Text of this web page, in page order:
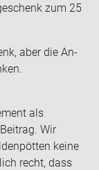
zum 25
aber die An­
als
Wir
keine
recht, dass